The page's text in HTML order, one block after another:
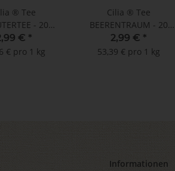
® Tee
- 20
à 1,8 g
€ *
€ pro 1 kg
Cilia ® Tee
BEERENTRAUM - 20
Teebeutel à 2,8 g
2,99 € *
53,39 € pro 1 kg
Informationen